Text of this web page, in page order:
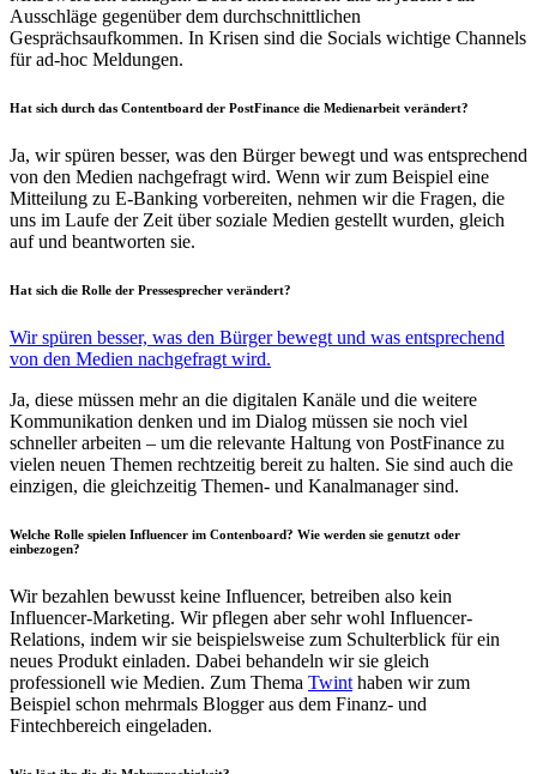
Ausschläge gegenüber dem durchschnittlichen
Gesprächsaufkommen. In Krisen sind die Socials wichtige Channels
für ad-hoc Meldungen.
Hat sich durch das Contentboard der PostFinance die Medienarbeit verändert?
Ja, wir spüren besser, was den Bürger bewegt und was entsprechend
von den Medien nachgefragt wird. Wenn wir zum Beispiel eine
Mitteilung zu E-Banking vorbereiten, nehmen wir die Fragen, die
uns im Laufe der Zeit über soziale Medien gestellt wurden, gleich
auf und beantworten sie.
Hat sich die Rolle der Pressesprecher verändert?
Wir spüren besser, was den Bürger bewegt und was entsprechend
von den Medien nachgefragt wird.
Ja, diese müssen mehr an die digitalen Kanäle und die weitere
Kommunikation denken und im Dialog müssen sie noch viel
schneller arbeiten – um die relevante Haltung von PostFinance zu
vielen neuen Themen rechtzeitig bereit zu halten. Sie sind auch die
einzigen, die gleichzeitig Themen- und Kanalmanager sind.
Welche Rolle spielen Influencer im Contenboard? Wie werden sie genutzt oder
einbezogen?
Wir bezahlen bewusst keine Influencer, betreiben also kein
Influencer-Marketing. Wir pflegen aber sehr wohl Influencer-
Relations, indem wir sie beispielsweise zum Schulterblick für ein
neues Produkt einladen. Dabei behandeln wir sie gleich
professionell wie Medien. Zum Thema Twint haben wir zum
Beispiel schon mehrmals Blogger aus dem Finanz- und
Fintechbereich eingeladen.